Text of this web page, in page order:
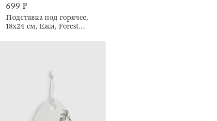
699 ₽
Подставка под горячее,
18х24 см, Ежи, Forest